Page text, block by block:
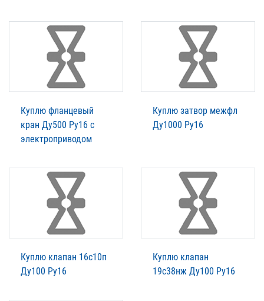
Куплю фланцевый
кран Ду500 Ру16 с
электроприводом
Куплю затвор межфл
Ду1000 Ру16
Куплю клапан 16с10п
Ду100 Ру16
Куплю клапан
19с38нж Ду100 Ру16